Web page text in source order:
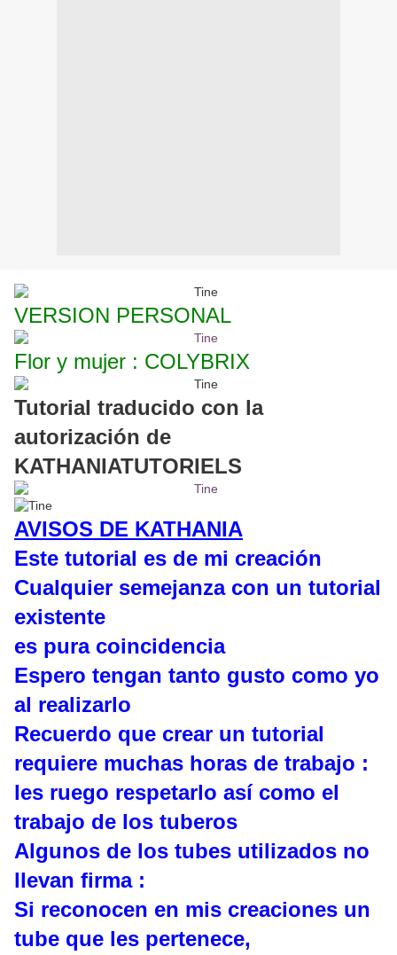
VERSION PERSONAL
Flor y mujer : COLYBRIX
Tutorial traducido con la
autorización de
KATHANIATUTORIELS
AVISOS DE KATHANIA
Este tutorial es de mi creación
Cualquier semejanza con un tutorial
existente
es pura coincidencia
Espero tengan tanto gusto como yo
al realizarlo
Recuerdo que crear un tutorial
requiere muchas horas de trabajo :
les ruego respetarlo así como el
trabajo de los tuberos
Algunos de los tubes utilizados no
llevan firma :
Si reconocen en mis creaciones un
tube que les pertenece,